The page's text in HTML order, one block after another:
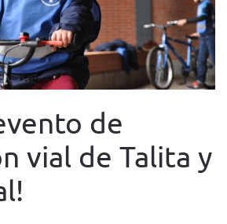
de
vial de Talita y